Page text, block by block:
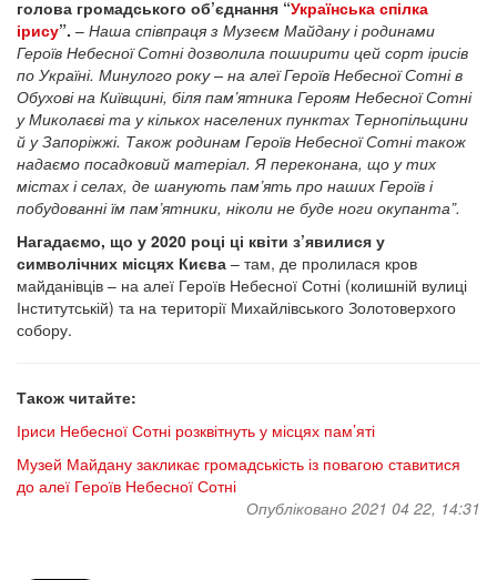
голова громадського об’єднання “Українська спілка
ірису”. – Наша співпраця з Музеєм Майдану і родинами
Героїв Небесної Сотні дозволила поширити цей сорт ірисів
по Україні. Минулого року – на алеї Героїв Небесної Сотні в
Обухові на Київщині, біля пам’ятника Героям Небесної Сотні
у Миколаєві та у кількох населених пунктах Тернопільщини
й у Запоріжжі. Також родинам Героїв Небесної Сотні також
надаємо посадковий матеріал. Я переконана, що у тих
містах і селах, де шанують пам’ять про наших Героїв і
побудованні їм пам’ятники, ніколи не буде ноги окупанта”.
Нагадаємо, що у 2020 році ці квіти з’явилися у
символічних місцях Києва – там, де пролилася кров
майданівців – на алеї Героїв Небесної Сотні (колишній вулиці
Інститутській) та на території Михайлівського Золотоверхого
собору.
Також читайте:
Іриси Небесної Сотні розквітнуть у місцях пам’яті
Музей Майдану закликає громадськість із повагою ставитися
до алеї Героїв Небесної Сотні
Опубліковано 2021 04 22, 14:31